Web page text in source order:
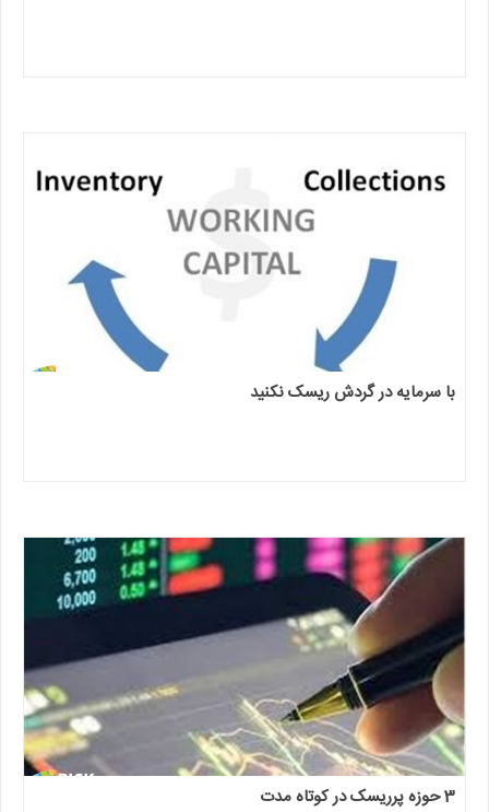
با سرمایه در گردش ریسک نکنید
3 حوزه پرریسک در کوتاه مدت